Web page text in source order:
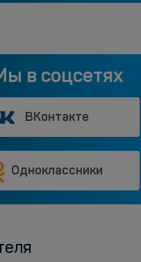
в соцсетях
ВКонтакте
Одноклассники